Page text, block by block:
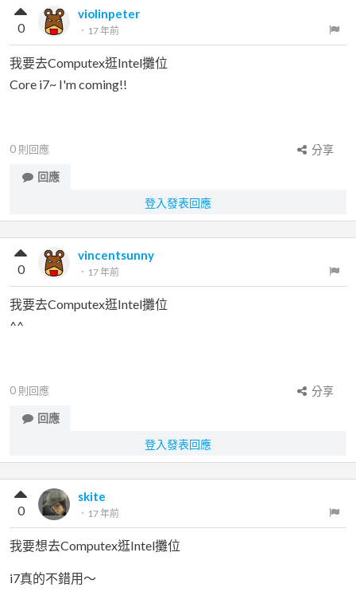
violinpeter
． 17 年前
0
我要去Computex逛Intel攤位
Core i7~ I'm coming!!
0 則回應
分享
回應
登入發表回應
vincentsunny
． 17 年前
0
我要去Computex逛Intel攤位
^^
0 則回應
分享
回應
登入發表回應
skite
． 17 年前
0
我要想去Computex逛Intel攤位
i7真的不錯用～